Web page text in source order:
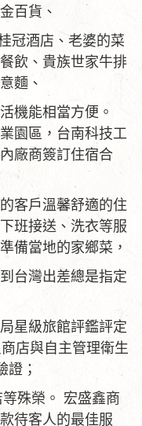
百貨、
冠酒店、老婆的菜
飲、貴族世家牛排
麵、
機能相當方便。
園區，台南科技工
廠商簽訂住宿合
客戶溫馨舒適的住
班接送、洗衣等服
備當地的家鄉菜，
台灣出差總是指定
星級旅館評鑑評定
店與自主管理衛生
證；
殊榮。 宏盛鑫商
待客人的最佳服